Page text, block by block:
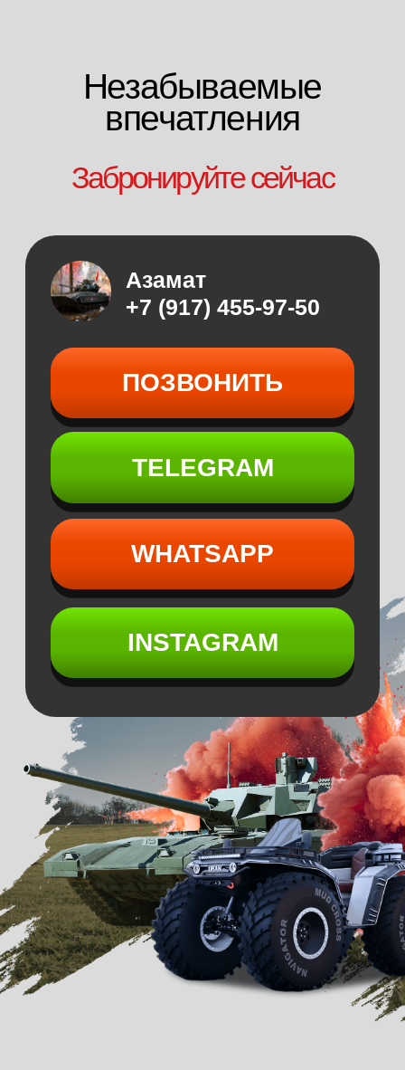
впечатления
Забронируйте сейчас
Азамат
ПОЗВОНИТЬ
WHATSAPP
INSTAGRAM
ГОТОВЬТЕСЬ
К ЭКСТРИМУ!
Выберите подходящую
программу катания
на танке